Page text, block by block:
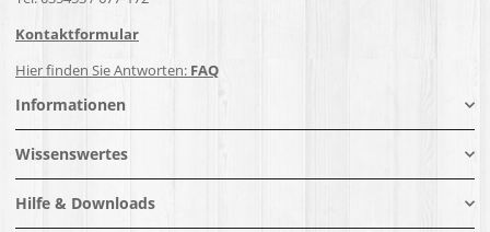
Kontaktformular
Hier finden Sie Antworten: FAQ
Informationen
Wissenswertes
Hilfe & Downloads